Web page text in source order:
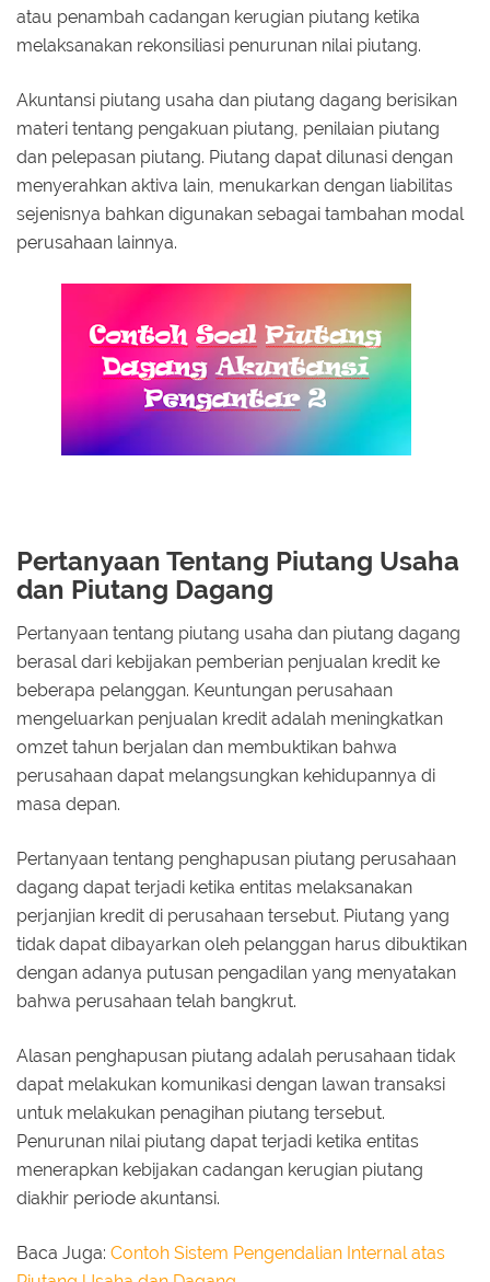
atau penambah cadangan kerugian piutang ketika
melaksanakan rekonsiliasi penurunan nilai piutang.
Akuntansi piutang usaha dan piutang dagang berisikan
materi tentang pengakuan piutang, penilaian piutang
dan pelepasan piutang. Piutang dapat dilunasi dengan
menyerahkan aktiva lain, menukarkan dengan liabilitas
sejenisnya bahkan digunakan sebagai tambahan modal
perusahaan lainnya.
Pertanyaan Tentang Piutang Usaha
dan Piutang Dagang
Pertanyaan tentang piutang usaha dan piutang dagang
berasal dari kebijakan pemberian penjualan kredit ke
beberapa pelanggan. Keuntungan perusahaan
mengeluarkan penjualan kredit adalah meningkatkan
omzet tahun berjalan dan membuktikan bahwa
perusahaan dapat melangsungkan kehidupannya di
masa depan.
Pertanyaan tentang penghapusan piutang perusahaan
dagang dapat terjadi ketika entitas melaksanakan
perjanjian kredit di perusahaan tersebut. Piutang yang
tidak dapat dibayarkan oleh pelanggan harus dibuktikan
dengan adanya putusan pengadilan yang menyatakan
bahwa perusahaan telah bangkrut.
Alasan penghapusan piutang adalah perusahaan tidak
dapat melakukan komunikasi dengan lawan transaksi
untuk melakukan penagihan piutang tersebut.
Penurunan nilai piutang dapat terjadi ketika entitas
menerapkan kebijakan cadangan kerugian piutang
diakhir periode akuntansi.
Baca Juga: Contoh Sistem Pengendalian Internal atas